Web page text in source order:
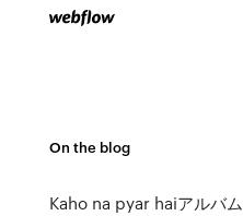
On the blog
Kaho na pyar haiアルバム